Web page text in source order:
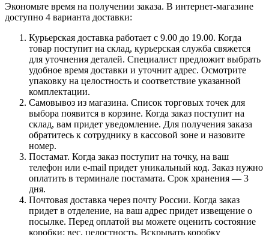
Экономьте время на получении заказа. В интернет-магазине
доступно 4 варианта доставки:
Курьерская доставка работает с 9.00 до 19.00. Когда
товар поступит на склад, курьерская служба свяжется
для уточнения деталей. Специалист предложит выбрать
удобное время доставки и уточнит адрес. Осмотрите
упаковку на целостность и соответствие указанной
комплектации.
Самовывоз из магазина. Список торговых точек для
выбора появится в корзине. Когда заказ поступит на
склад, вам придет уведомление. Для получения заказа
обратитесь к сотруднику в кассовой зоне и назовите
номер.
Постамат. Когда заказ поступит на точку, на ваш
телефон или e-mail придет уникальный код. Заказ нужно
оплатить в терминале постамата. Срок хранения — 3
дня.
Почтовая доставка через почту России. Когда заказ
придет в отделение, на ваш адрес придет извещение о
посылке. Перед оплатой вы можете оценить состояние
коробки: вес, целостность. Вскрывать коробку